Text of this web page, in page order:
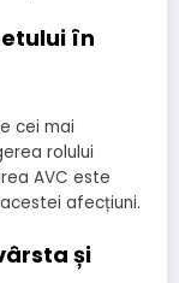
în
cei mai
rolului
AVC este
afecțiuni.
și